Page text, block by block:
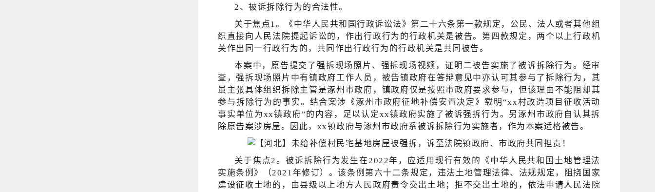
2、被诉拆除行为的合法性。
关于焦点1。《中华人民共和国行政诉讼法》第二十六条第一款规定，公民、法人或者其他组
织直接向人民法院提起诉讼的，作出行政行为的行政机关是被告。第四款规定，两个以上行政机
关作出同一行政行为的，共同作出行政行为的行政机关是共同被告。
本案中，原告提交了强拆现场照片、强拆现场视频，证明二被告实施了被诉拆除行为。经审
查，强拆现场照片中有镇政府工作人员，被告镇政府在答辩意见中亦认可其参与了拆除行为，其
虽主张具体组织拆除主管是涿州市政府，镇政府仅是按照市政府要求参与，但该理由不能阻却其
参与拆除行为的事实。结合案涉《涿州市政府征地补偿安置决定》载明“xx村改造项目征收活动
事实单位为xx镇政府”的内容，足以认定xx镇政府实施了被诉强拆行为。另涿州市政府自认其拆
除原告案涉房屋。因此，xx镇政府与涿州市政府系被诉拆除行为实施者，作为本案适格被告。
关于焦点2。被诉拆除行为发生在2022年，应适用现行有效的《中华人民共和国土地管理法
实施条例》（2021年修订）。该条例第六十二条规定，违法土地管理法律、法规规定，阻挠国家
建设征收土地的，由县级以上地方人民政府责令交出土地；拒不交出土地的，依法申请人民法院